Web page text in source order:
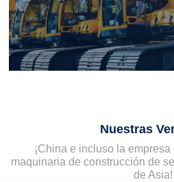
Nuestras
¡China e incluso la
maquinaria de construcción de
de Asia!